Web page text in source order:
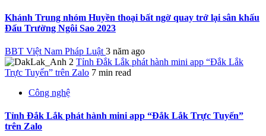
Khánh Trung nhóm Huyền thoại bất ngờ quay trở lại sân khấu
Đấu Trường Ngôi Sao 2023
BBT Việt Nam Pháp Luật 3 năm ago
Tỉnh Đắk Lắk phát hành mini app “Đắk Lắk
Trực Tuyến” trên Zalo 7 min read
Công nghệ
Tỉnh Đắk Lắk phát hành mini app “Đắk Lắk Trực Tuyến”
trên Zalo